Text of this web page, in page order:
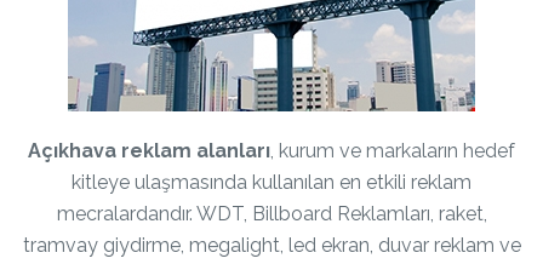
Açıkhava reklam alanları, kurum ve markaların hedef
kitleye ulaşmasında kullanılan en etkili reklam
mecralardandır. WDT, Billboard Reklamları, raket,
tramvay giydirme, megalight, led ekran, duvar reklam ve